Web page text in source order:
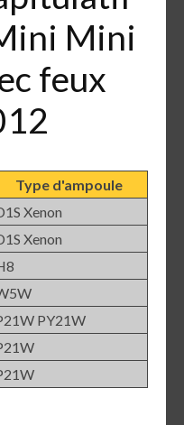
Mini
feux
Type d'ampoule
Xenon
Xenon
PY21W